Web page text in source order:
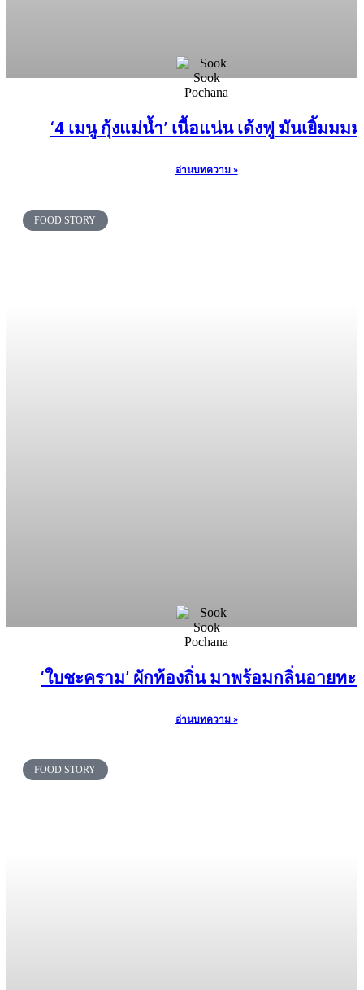
‘4 เมนู กุ้งแม่น้ำ’ เนื้อแน่น เด้งฟู มันเยิ้มมมม
อ่านบทความ »
FOOD STORY
‘ใบชะคราม’ ผักท้องถิ่น มาพร้อมกลิ่นอายทะ
อ่านบทความ »
FOOD STORY